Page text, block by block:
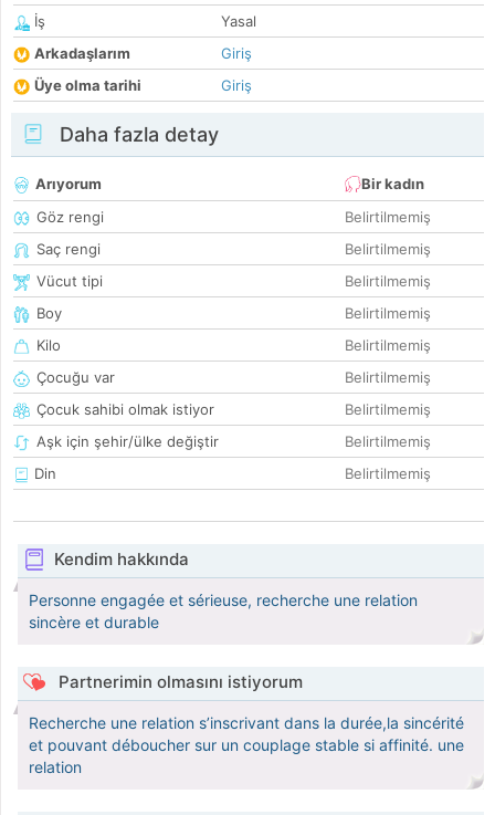
İş
Yasal
Arkadaşlarım
Giriş
Üye olma tarihi
Giriş
Daha fazla detay
Arıyorum
Bir kadın
Göz rengi
Belirtilmemiş
Saç rengi
Belirtilmemiş
Vücut tipi
Belirtilmemiş
Boy
Belirtilmemiş
Kilo
Belirtilmemiş
Çocuğu var
Belirtilmemiş
Çocuk sahibi olmak istiyor
Belirtilmemiş
Aşk için şehir/ülke değiştir
Belirtilmemiş
Din
Belirtilmemiş
Kendim hakkında
Personne engagée et sérieuse, recherche une relation
sincère et durable
Partnerimin olmasını istiyorum
Recherche une relation s’inscrivant dans la durée,la sincérité
et pouvant déboucher sur un couplage stable si affinité. une
relation